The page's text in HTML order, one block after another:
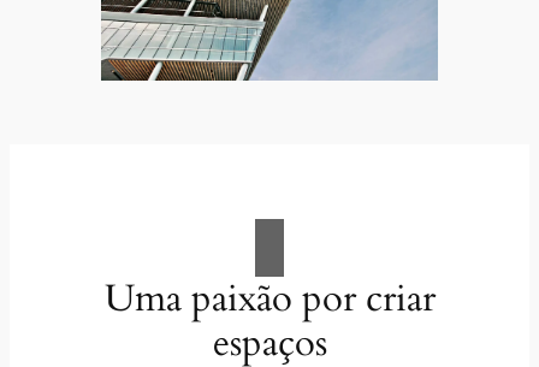
Uma paixão por criar
espaços